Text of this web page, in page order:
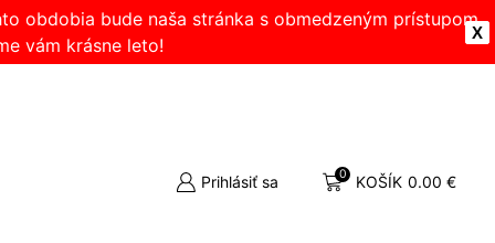
X
obdobia bude naša stránka s obmedzeným prístupom.
vám krásne leto!
Prihlásiť sa 0 KOŠÍK 0.00 €